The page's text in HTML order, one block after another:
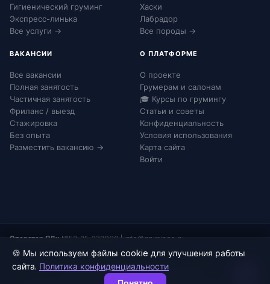
🍪 Мы используем файлы cookie для улучшения работы
сайта. Политика конфиденциальности
Гигиенический груминг
Экспресс-линька
Все услуги →
Хаски
Лабрадор
Все породы →
ВАКАНСИИ
Все вакансии
Полная занятость
Частичная занятость
Фриланс / выезд
Стажировка
Без опыта
Разместить вакансию →
О ПЛАТФОРМЕ
О проекте
Грумерам и салонам
🎓 Курсы по грумингу
Статьи и советы
Конфиденциальность
Условия использования
Карта сайта
Войти
Оператор ПДн:№52-25-232090|info@grumingo.ru
© 2026 Груминго. Все права защищены.